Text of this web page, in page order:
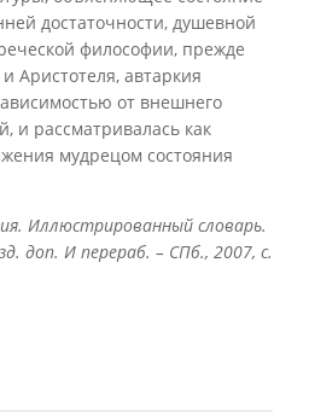
достаточности, душевной
философии, прежде
Аристотеля, автаркия
от внешнего
и рассматривалась как
мудрецом состояния
Иллюстрированный словарь.
доп. И перераб. – СПб., 2007, с.